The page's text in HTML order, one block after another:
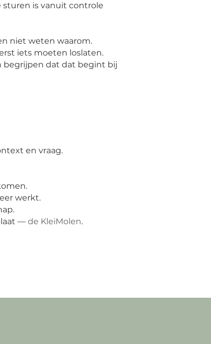
is vanuit controle
niet weten waarom.
iets moeten loslaten.
begrijpen dat dat begint bij
en vraag.
werkt.
— de KleiMolen.